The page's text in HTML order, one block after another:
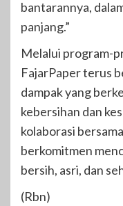
bantarannya,
panjang.”
Melalui program-
FajarPaper terus
dampak yang
kebersihan dan
kolaborasi
berkomitmen
bersih, asri, dan
(Rbn)